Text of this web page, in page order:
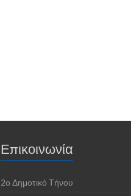
Επικοινωνία
2o Δημοτικό Τήνου